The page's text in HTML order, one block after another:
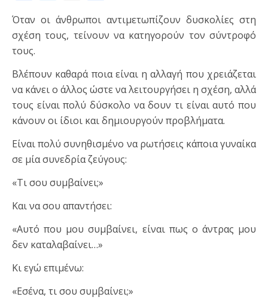
Όταν οι άνθρωποι αντιμετωπίζουν δυσκολίες στη
σχέση τους, τείνουν να κατηγορούν τον σύντροφό
τους.
Βλέπουν καθαρά ποια είναι η αλλαγή που χρειάζεται
να κάνει ο άλλος ώστε να λειτουργήσει η σχέση, αλλά
τους είναι πολύ δύσκολο να δουν τι είναι αυτό που
κάνουν οι ίδιοι και δημιουργούν προβλήματα.
Είναι πολύ συνηθισμένο να ρωτήσεις κάποια γυναίκα
σε μία συνεδρία ζεύγους:
«Τι σου συμβαίνει;»
Και να σου απαντήσει:
«Αυτό που μου συμβαίνει, είναι πως ο άντρας μου
δεν καταλαβαίνει…»
Κι εγώ επιμένω:
«Εσένα, τι σου συμβαίνει;»